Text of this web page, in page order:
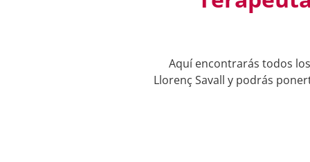
Aquí encontrarás todos
Llorenç Savall y podrás